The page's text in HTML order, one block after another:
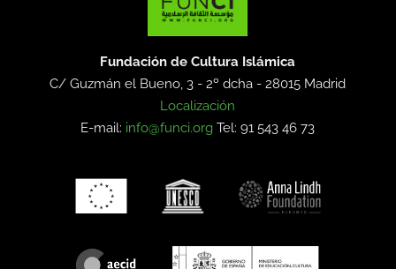
Fundación de Cultura Islámica
C/ Guzmán el Bueno, 3 - 2º dcha -28015 Madrid
Localización
E-mail: info@funci.org Tel: 91 543 46 73